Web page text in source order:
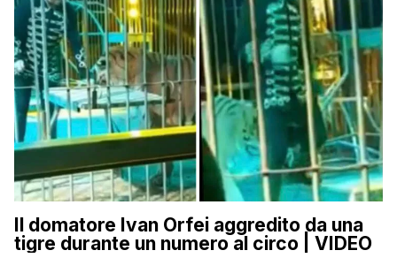
Il domatore Ivan Orfei aggredito da una
tigre durante un numero al circo | VIDEO